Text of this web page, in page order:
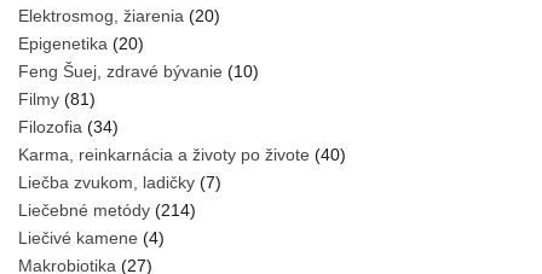
Elektrosmog, žiarenia (20)
Epigenetika (20)
Feng Šuej, zdravé bývanie (10)
Filmy (81)
Filozofia (34)
Karma, reinkarnácia a životy po živote (40)
Liečba zvukom, ladičky (7)
Liečebné metódy (214)
Liečivé kamene (4)
Makrobiotika (27)